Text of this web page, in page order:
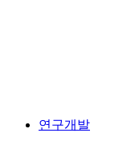
연구개발